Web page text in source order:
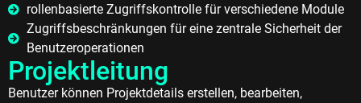
rollenbasierte Zugriffskontrolle für verschiedene Module
Zugriffsbeschränkungen für eine zentrale Sicherheit der
Benutzeroperationen
Projektleitung
Benutzer können Projektdetails erstellen, bearbeiten,